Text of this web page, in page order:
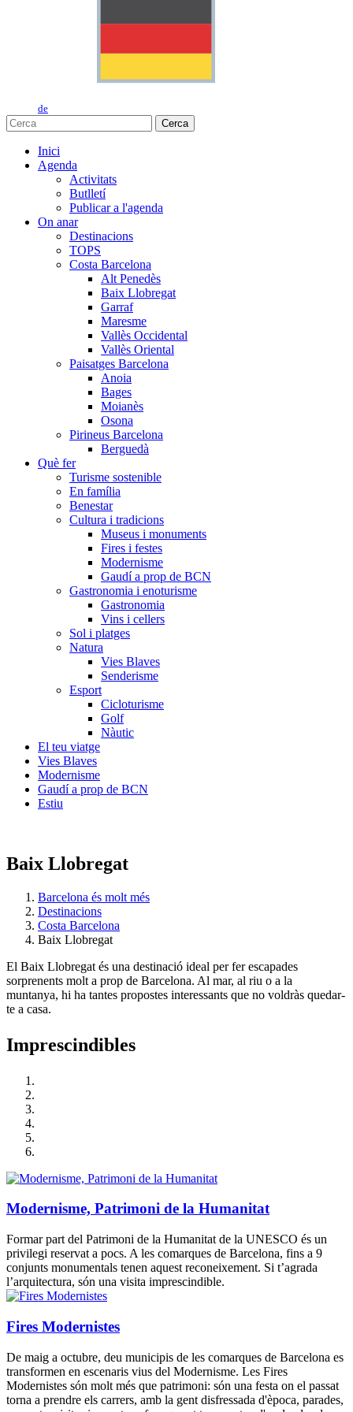
de
Cerca
Inici
Agenda
Activitats
Butlletí
Publicar a l'agenda
On anar
Destinacions
TOPS
Costa Barcelona
Alt Penedès
Baix Llobregat
Garraf
Maresme
Vallès Occidental
Vallès Oriental
Paisatges Barcelona
Anoia
Bages
Moianès
Osona
Pirineus Barcelona
Berguedà
Què fer
Turisme sostenible
En família
Benestar
Cultura i tradicions
Museus i monuments
Fires i festes
Modernisme
Gaudí a prop de BCN
Gastronomia i enoturisme
Gastronomia
Vins i cellers
Sol i platges
Natura
Vies Blaves
Senderisme
Esport
Cicloturisme
Golf
Nàutic
El teu viatge
Vies Blaves
Modernisme
Gaudí a prop de BCN
Estiu
Baix Llobregat
Barcelona és molt més
Destinacions
Costa Barcelona
Baix Llobregat
El Baix Llobregat és una destinació ideal per fer escapades
sorprenents molt a prop de Barcelona. Al mar, al riu o a la
muntanya, hi ha tantes propostes interessants que no voldràs quedar-
te a casa.
Imprescindibles
Modernisme, Patrimoni de la Humanitat
Formar part del Patrimoni de la Humanitat de la UNESCO és un
privilegi reservat a pocs. A les comarques de Barcelona, fins a 9
conjunts monumentals tenen aquest reconeixement. Si t’agrada
l’arquitectura, són una visita imprescindible.
Fires Modernistes
De maig a octubre, deu municipis de les comarques de Barcelona es
transformen en escenaris vius del Modernisme. Les Fires
Modernistes són molt més que patrimoni: són una festa on el passat
torna a prendre els carrers, amb la gent disfressada d'època, parades,